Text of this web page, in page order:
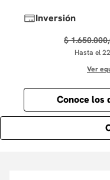
Inversión
$ 1.650.000,
Hasta el
Ver
Conoce los